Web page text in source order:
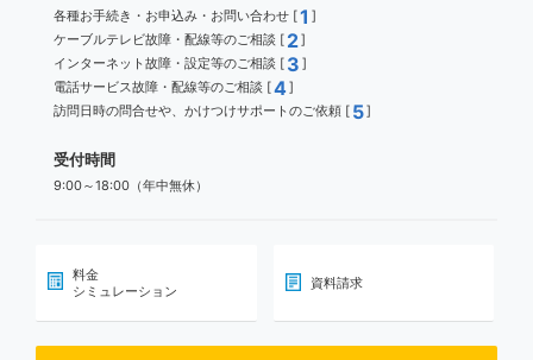
各種お手続き・お申込み・お問い合わせ [1 ]
ケーブルテレビ故障・配線等のご相談 [ 2]
インターネット故障・設定等のご相談 [ 3 ]
電話サービス故障・配線等のご相談 [4]
訪問日時の問合せや、かけつけサポートのご依頼 [ 5]
受付時間
9:00～18:00（年中無休）
料金
シミュレーション
資料請求